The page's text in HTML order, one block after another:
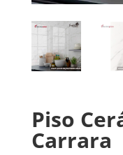
Piso
Carrara